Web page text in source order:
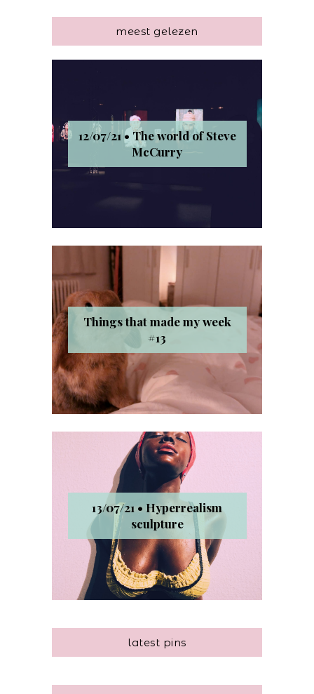
meest gelezen
12/07/21 • The world of Steve
McCurry
Things that made my week
#13
13/07/21 • Hyperrealism
sculpture
latest pins